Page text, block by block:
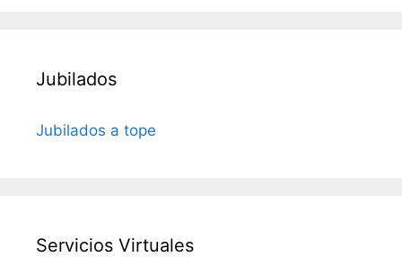
Jubilados
Jubilados a tope
Servicios Virtuales